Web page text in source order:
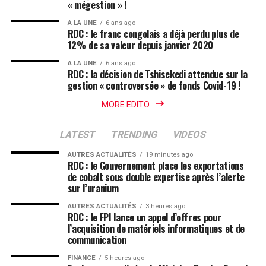
« mégestion » !
A LA UNE 6 ans ago
RDC : le franc congolais a déjà perdu plus de
12% de sa valeur depuis janvier 2020
A LA UNE 6 ans ago
RDC : la décision de Tshisekedi attendue sur la
gestion « controversée » de fonds Covid-19 !
MORE EDITO
LATEST TRENDING VIDEOS
AUTRES ACTUALITÉS 19 minutes ago
RDC : le Gouvernement place les exportations
de cobalt sous double expertise après l’alerte
sur l’uranium
AUTRES ACTUALITÉS 3 heures ago
RDC : le FPI lance un appel d’offres pour
l’acquisition de matériels informatiques et de
communication
FINANCE 5 heures ago